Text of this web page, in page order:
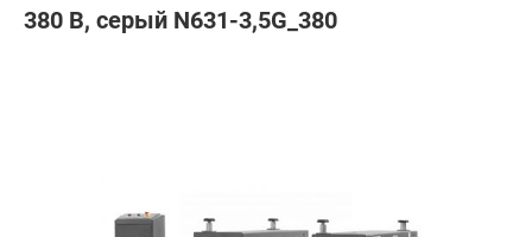
380 В, серый N631-3,5G_380
средней